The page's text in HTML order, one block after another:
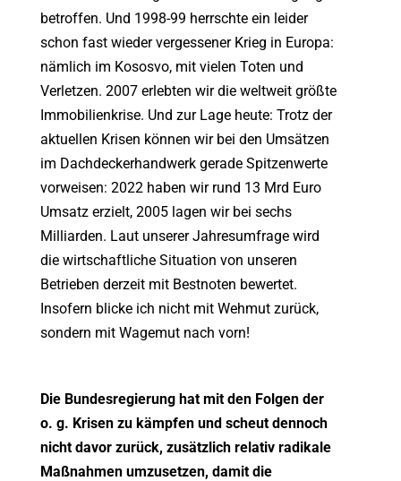
betroffen. Und 1998-99 herrschte ein leider
schon fast wieder vergessener Krieg in Europa:
nämlich im Kososvo, mit vielen Toten und
Verletzen. 2007 erlebten wir die weltweit größte
Immobilienkrise. Und zur Lage heute: Trotz der
aktuellen Krisen können wir bei den Umsätzen
im Dachdeckerhandwerk gerade Spitzenwerte
vorweisen: 2022 haben wir rund 13 Mrd Euro
Umsatz erzielt, 2005 lagen wir bei sechs
Milliarden. Laut unserer Jahresumfrage wird
die wirtschaftliche Situation von unseren
Betrieben derzeit mit Bestnoten bewertet.
Insofern blicke ich nicht mit Wehmut zurück,
sondern mit Wagemut nach vorn!
Die Bundesregierung hat mit den Folgen der
o. g. Krisen zu kämpfen und scheut dennoch
nicht davor zurück, zusätzlich relativ radikale
Maßnahmen umzusetzen, damit die